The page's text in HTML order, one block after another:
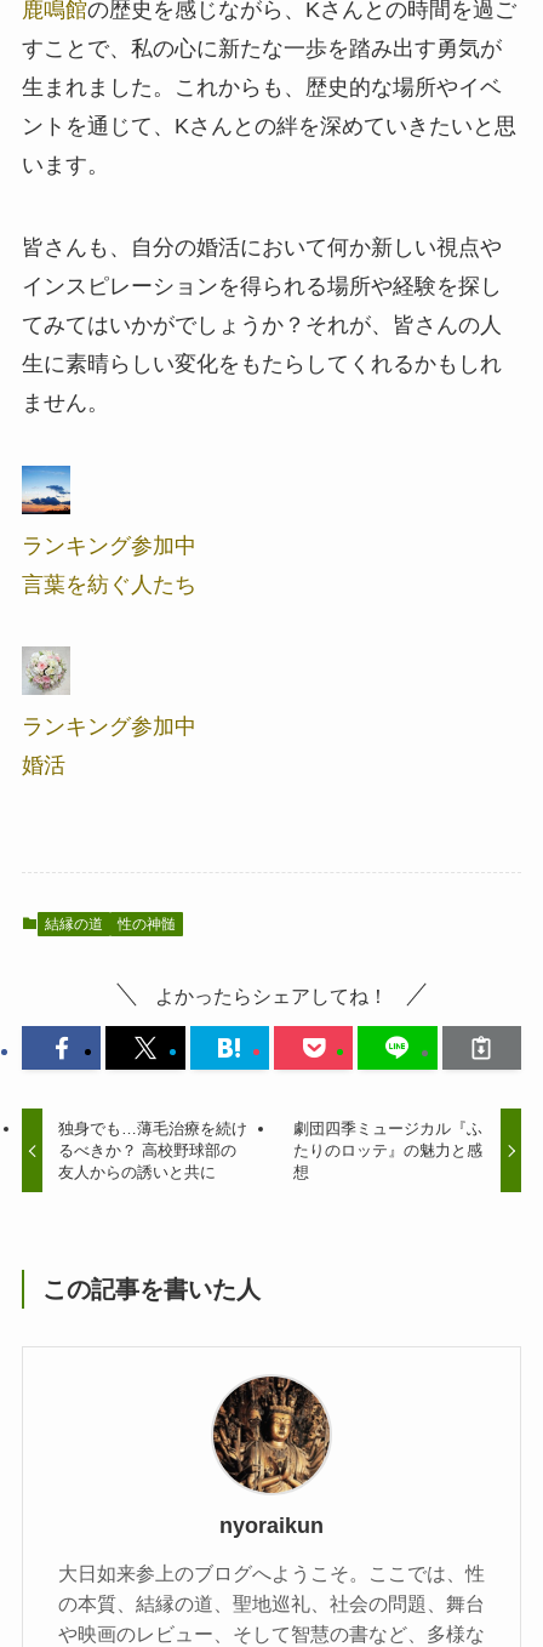
鹿鳴館の歴史を感じながら、Kさんとの時間を過ご
すことで、私の心に新たな一歩を踏み出す勇気が
生まれました。これからも、歴史的な場所やイベ
ントを通じて、Kさんとの絆を深めていきたいと思
います。
皆さんも、自分の婚活において何か新しい視点や
インスピレーションを得られる場所や経験を探し
てみてはいかがでしょうか？それが、皆さんの人
生に素晴らしい変化をもたらしてくれるかもしれ
ません。
ランキング参加中
言葉を紡ぐ人たち
ランキング参加中
婚活
結縁の道 性の神髄
よかったらシェアしてね！
独身でも…薄毛治療を続け
るべきか？ 高校野球部の
友人からの誘いと共に
劇団四季ミュージカル『ふ
たりのロッテ』の魅力と感
想
この記事を書いた人
nyoraikun
大日如来参上のブログへようこそ。ここでは、性
の本質、結縁の道、聖地巡礼、社会の問題、舞台
や映画のレビュー、そして智慧の書など、多様な